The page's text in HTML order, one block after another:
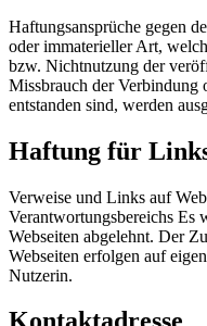
Haftungsansprüche gegen
oder immaterieller Art,
bzw. Nichtnutzung der
Missbrauch der Verbindung
entstanden sind, werden
Haftung für
Verweise und Links auf
Verantwortungsbereichs Es
Webseiten abgelehnt. Der
Webseiten erfolgen auf
Nutzerin.